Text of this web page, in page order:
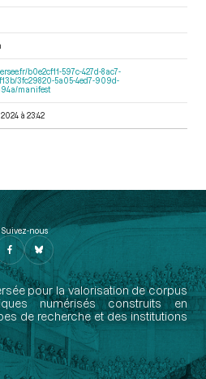
b0e2cf11-597c-427d-8ac7-
3fc29820-5a05-4ed7-909d-
manifest
à 23:42
Suivez-nous
pour la valorisation de corpus
numérisés construits en
de recherche et des institutions